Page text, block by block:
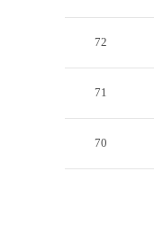
72
71
70